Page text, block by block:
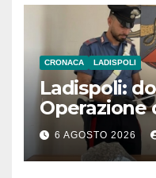
CRONACA LADISPOLI
Ladispoli:
Operazione
6 AGOSTO 2026